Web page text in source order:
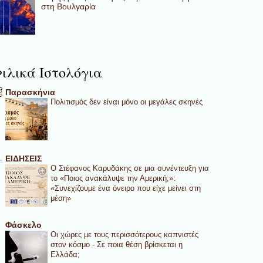
στη Βουλγαρία
Ιστολόγια
Παρασκήνια
Πολιτισμός δεν είναι μόνο οι μεγάλες σκηνές
ΕΙΔΗΣΕΙΣ
Ο Στέφανος Καρυδάκης σε μια συνέντευξη για
το «Ποιος ανακάλυψε την Αμερική;»:
«Συνεχίζουμε ένα όνειρο που είχε μείνει στη
μέση»
Φάσκελο
Οι χώρες με τους περισσότερους καπνιστές
στον κόσμο - Σε ποια θέση βρίσκεται η
Ελλάδα;